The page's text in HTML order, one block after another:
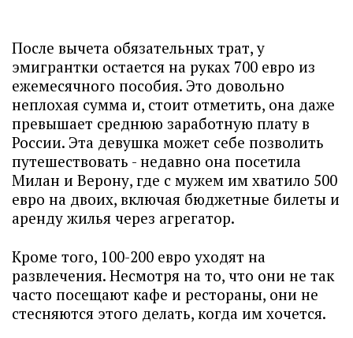
После вычета обязательных трат, у
эмигрантки остается на руках 700 евро из
ежемесячного пособия. Это довольно
неплохая сумма и, стоит отметить, она даже
превышает среднюю заработную плату в
России. Эта девушка может себе позволить
путешествовать - недавно она посетила
Милан и Верону, где с мужем им хватило 500
евро на двоих, включая бюджетные билеты и
аренду жилья через агрегатор.
Кроме того, 100-200 евро уходят на
развлечения. Несмотря на то, что они не так
часто посещают кафе и рестораны, они не
стесняются этого делать, когда им хочется.